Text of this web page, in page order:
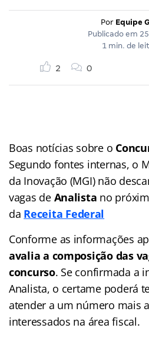
Por Equipe
Publicado em
1 min. de
2 0
Boas notícias sobre o
Segundo fontes internas, o
da Inovação (MGI) não
vagas de Analista no
da Receita Federal
Conforme as informações
avalia a composição das
concurso. Se confirmada a
Analista, o certame poderá
atender a um número mais
interessados na área fiscal.